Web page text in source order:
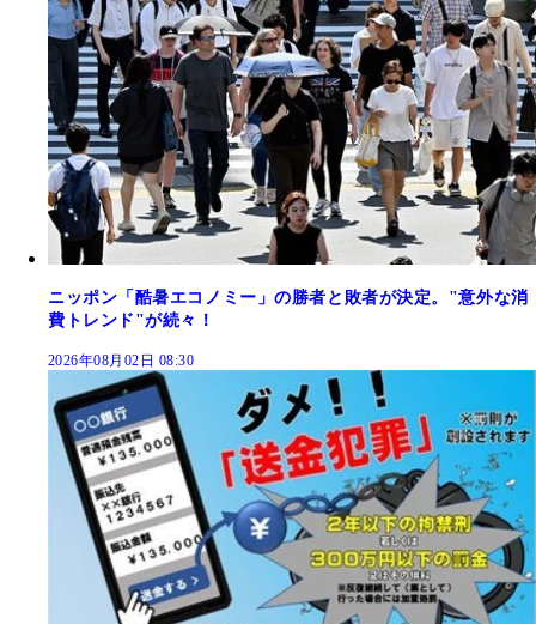
ニッポン「酷暑エコノミー」の勝者と敗者が決定。"意外な消
費トレンド"が続々！
2026年08月02日 08:30